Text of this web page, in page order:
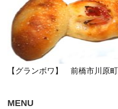
【グランボワ】 前橋市川原
MENU